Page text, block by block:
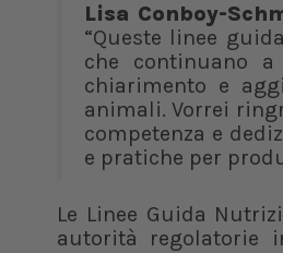
Lisa Conboy-
“Queste linee
che continuano
chiarimento e
animali. Vorrei
competenza e
e pratiche per
Le Linee Guida
autorità regolatorie